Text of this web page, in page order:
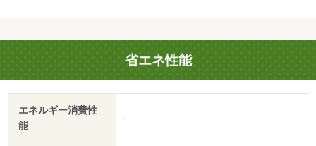
犯カメラ／二人入居相談／バイク置場／全居室フローリン
グ／ネット使用料不要／食器洗乾燥機／築２年以内／未入
居／３駅以上利用可／駅徒歩１０分以内／都市ガス／洗面
所にドア／年内入居可／年度内入居可／ＩＴ重説 対応物
件／ＬＧＢＴフレンドリー／初期費用カード決済可／セブ
ンイレブン佐賀駅前中央２丁目店（コンビニ）まで４００
省エネ性能
エネルギー消費性
能
-